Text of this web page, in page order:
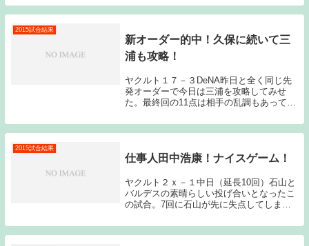
厳しい。鬼門である。先発の石川は４回２
／３を投げ被安打６（被本塁打１）与四死
2015試合結果
新オーダー的中！久保に続いて三
浦も攻略！
ヤクルト１７－３DeNA昨日と全く同じ先
発オーダーで今日は三浦を攻略してみせ
た。最終回の11点は相手の乱調もあって事
初回の4点と5回の2点は打線がつながった
中で奪った価値ある得点だったと思う。こ
2015試合結果
仕事人田中浩康！ナイスゲーム！
ヤクルト２ｘ－１中日（延長10回）石山と
バルデスの素晴らしい投げ合いとなったこ
の試合。7回に石山が先に失点してしま
だったのだが、8回に代打森岡のタイムリ
ーで追いつくと延長10回に田中浩がサヨナ